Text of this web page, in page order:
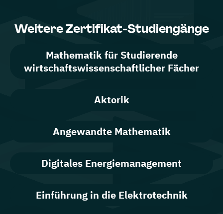
Weitere Zertifikat-Studiengänge
Mathematik für Studierende
wirtschaftswissenschaftlicher Fächer
Aktorik
Angewandte Mathematik
Digitales Energiemanagement
Einführung in die Elektrotechnik